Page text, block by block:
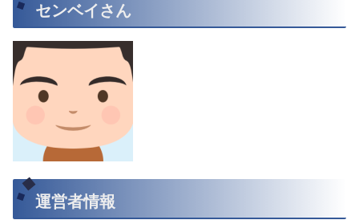
センベイさん
運営者情報